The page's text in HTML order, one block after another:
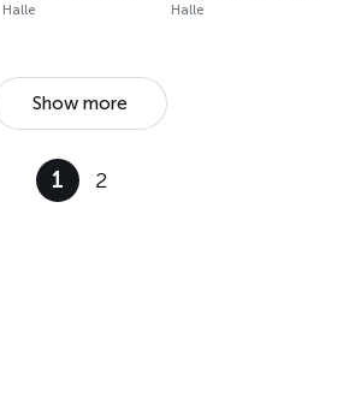
- Deutsch
Halle Halle
Show more
1 2